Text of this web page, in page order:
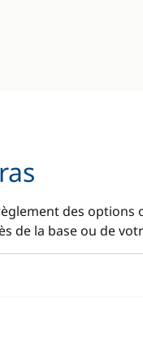
des options
de la base ou de